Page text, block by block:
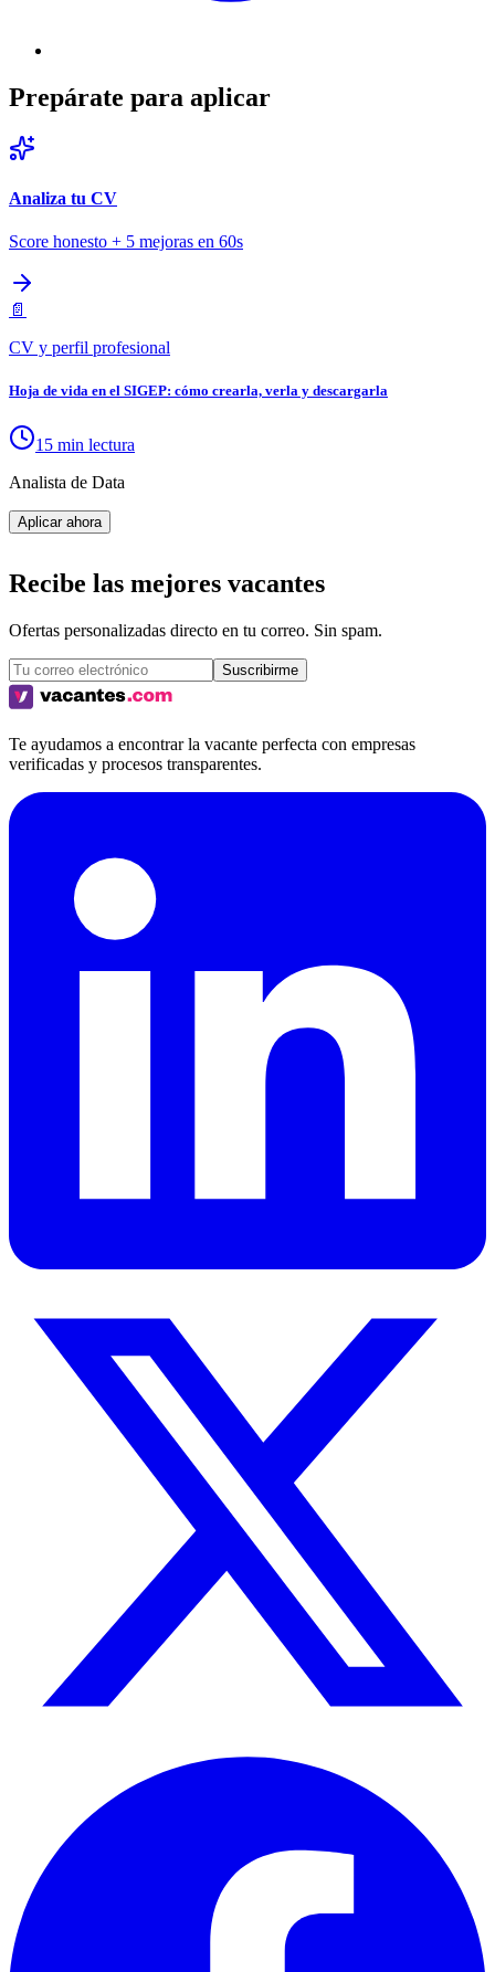
Prepárate para aplicar
Analiza tu CV
Score honesto + 5 mejoras en 60s
📄
CV y perfil profesional
Hoja de vida en el SIGEP: cómo crearla, verla y descargarla
15 min lectura
Analista de Data
Aplicar ahora
Recibe las mejores vacantes
Ofertas personalizadas directo en tu correo. Sin spam.
Suscribirme
Te ayudamos a encontrar la vacante perfecta con empresas
verificadas y procesos transparentes.